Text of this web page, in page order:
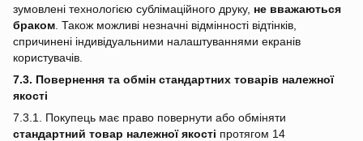
зумовлені технологією сублімаційного друку, не вважаються
браком . Також можливі незначні відмінності відтінків,
спричинені індивідуальними налаштуваннями екранів
користувачів.
7.3. Повернення та обмін стандартних товарів належної
якості
7.3.1. Покупець має право повернути або обміняти
стандартний товар належної якості протягом 14